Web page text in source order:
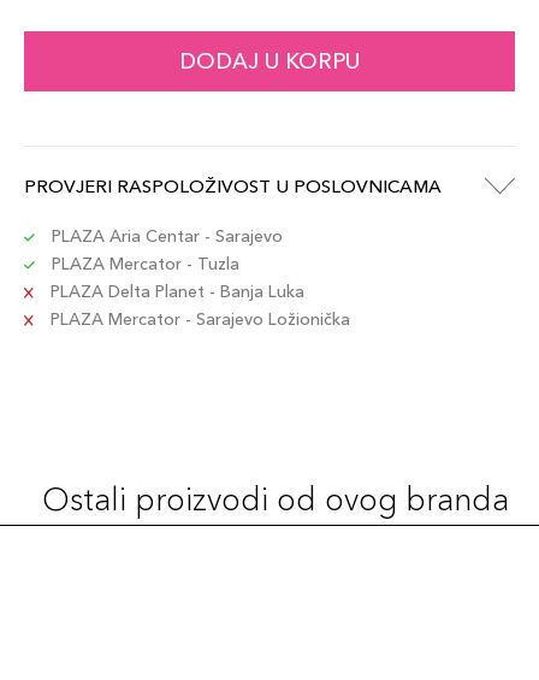
DODAJ U KORPU
PROVJERI RASPOLOŽIVOST U POSLOVNICAMA
PLAZA Aria Centar - Sarajevo
PLAZA Mercator - Tuzla
PLAZA Delta Planet - Banja Luka
PLAZA Mercator - Sarajevo Ložionička
Ostali proizvodi od ovog branda